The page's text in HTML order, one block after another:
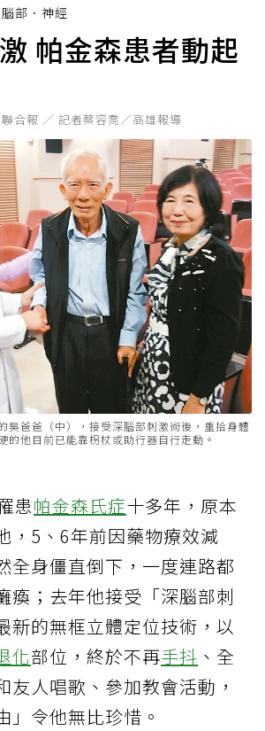
腦部．神經
帕金森患者動起
聯合報 ／ 記者蔡容喬／高雄報導
吳爸爸（中），接受深腦部刺激術後，重拾身體
的他目前已能靠枴杖或助行器自行走動。
患帕金森氏症十多年，原本
，5、6年前因藥物療效減
全身僵直倒下，一度連路都
瘓；去年他接受「深腦部刺
新的無框立體定位技術，以
化部位，終於不再手抖 、全
友人唱歌、參加教會活動，
」令他無比珍惜。